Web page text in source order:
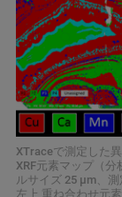
XTraceで測定した
XRF元素マップ（分
ルサイズ 25 µm、測
左上 重ね合わせ元